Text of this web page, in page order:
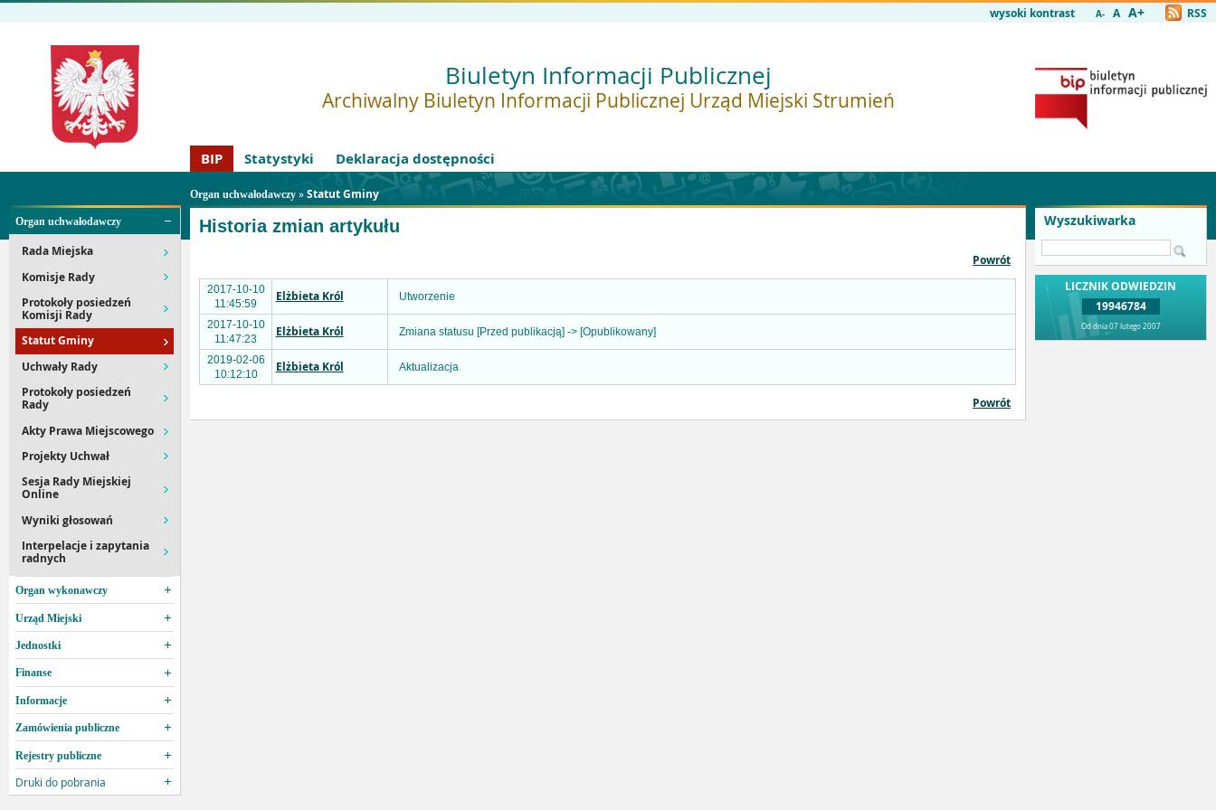
wysoki kontrast A- A A+ RSS
Biuletyn Informacji Publicznej
Archiwalny Biuletyn Informacji Publicznej Urząd Miejski Strumień
BIP Statystyki Deklaracja dostępności
Organ uchwałodawczy »Statut Gminy
Organ uchwałodawczy
Rada Miejska
Komisje Rady
Protokoły posiedzeń
Komisji Rady
Statut Gminy
Uchwały Rady
Protokoły posiedzeń
Rady
Akty Prawa Miejscowego
Projekty Uchwał
Sesja Rady Miejskiej
Online
Wyniki głosowań
Interpelacje i zapytania
radnych
Organ wykonawczy
Urząd Miejski
Jednostki
Finanse
Informacje
Zamówienia publiczne
Rejestry publiczne
Druki do pobrania
Wyszukiwarka
LICZNIK ODWIEDZIN
19946784
Od dnia 07 lutego 2007
Historia zmian artykułu
Powrót
2017-10-10
11:45:59
Elżbieta Król Utworzenie
2017-10-10
11:47:23
Elżbieta Król Zmiana statusu [Przed publikacją] -> [Opublikowany]
2019-02-06
10:12:10
Elżbieta Król Aktualizacja
Powrót